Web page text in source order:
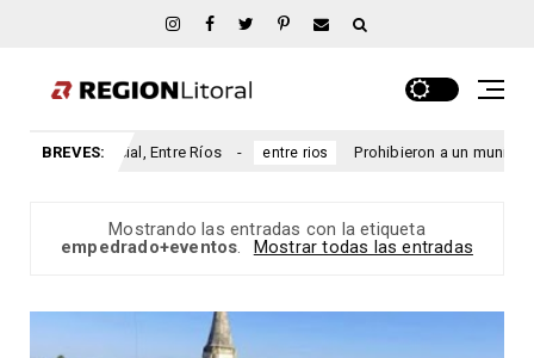
BREVES:
Marcial, Entre Ríos entre rios Prohibieron a un municipio
Mostrando las entradas con la etiqueta
empedrado+eventos. Mostrar todas las entradas